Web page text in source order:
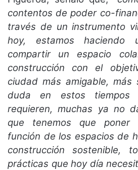
contentos de poder co-
través de un instrumento
hoy, estamos haciendo
compartir un espacio
construcción con el
ciudad más amigable, más
duda en estos tiempos
requieren, muchas ya no
que tenemos que poner
función de los espacios de
construcción sostenible,
prácticas que hoy día